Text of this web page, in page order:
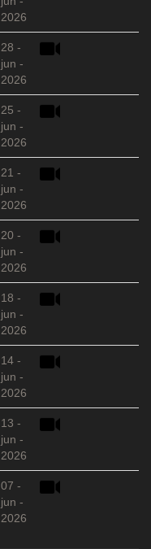
2026
28 -
jun -
2026
25 -
jun -
2026
21 -
jun -
2026
20 -
jun -
2026
18 -
jun -
2026
14 -
jun -
2026
13 -
jun -
2026
07 -
jun -
2026